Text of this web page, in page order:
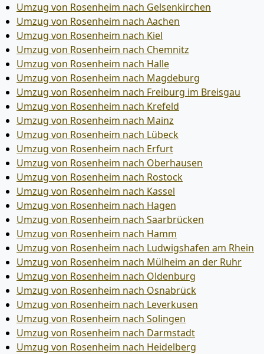
Umzug von Rosenheim nach Gelsenkirchen
Umzug von Rosenheim nach Aachen
Umzug von Rosenheim nach Kiel
Umzug von Rosenheim nach Chemnitz
Umzug von Rosenheim nach Halle
Umzug von Rosenheim nach Magdeburg
Umzug von Rosenheim nach Freiburg im Breisgau
Umzug von Rosenheim nach Krefeld
Umzug von Rosenheim nach Mainz
Umzug von Rosenheim nach Lübeck
Umzug von Rosenheim nach Erfurt
Umzug von Rosenheim nach Oberhausen
Umzug von Rosenheim nach Rostock
Umzug von Rosenheim nach Kassel
Umzug von Rosenheim nach Hagen
Umzug von Rosenheim nach Saarbrücken
Umzug von Rosenheim nach Hamm
Umzug von Rosenheim nach Ludwigshafen am Rhein
Umzug von Rosenheim nach Mülheim an der Ruhr
Umzug von Rosenheim nach Oldenburg
Umzug von Rosenheim nach Osnabrück
Umzug von Rosenheim nach Leverkusen
Umzug von Rosenheim nach Solingen
Umzug von Rosenheim nach Darmstadt
Umzug von Rosenheim nach Heidelberg